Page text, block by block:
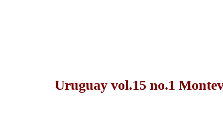
Uruguay vol.15 no.1